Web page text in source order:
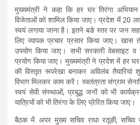
मुख्यमंत्री ने कहा कि हर घर तिरंगा अभियान
विजेताओं को शामिल किया जाए। प्रदेश में 20 लाख
स्वयं लगाया जाना है। इतने बङे स्तर पर जन
लिए व्यापक प्रचार प्रसार किया जाए। खास
उपयोग किया जाए। सभी सरकारी वेबसाइट व
प्रयोग किया जाए। मुख्यमंत्री ने प्रदेश में हर घर
की विस्तृत रूपरेखा बनाकर अविलंब
विभाग मिलकर काम करें। स्वतंत्रता संग्राम
स्वयं सेवी संस्थाओं, प्रबुद्ध जनों को भी
यात्रियों को भी तिरंगा के लिए प्रेरित किया जाए।
बैठक में अपर मुख्य सचिव राधा रतूङी, सचिव